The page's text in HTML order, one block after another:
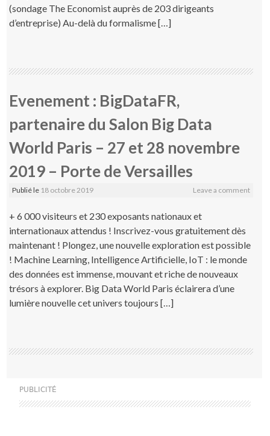
(sondage The Economist auprès de 203 dirigeants
d’entreprise) Au-delà du formalisme […]
Evenement : BigDataFR,
partenaire du Salon Big Data
World Paris – 27 et 28 novembre
2019 – Porte de Versailles
Publié le 18 octobre 2019 Leave a comment
+ 6 000 visiteurs et 230 exposants nationaux et
internationaux attendus ! Inscrivez-vous gratuitement dès
maintenant ! Plongez, une nouvelle exploration est possible
! Machine Learning, Intelligence Artificielle, IoT : le monde
des données est immense, mouvant et riche de nouveaux
trésors à explorer. Big Data World Paris éclairera d’une
lumière nouvelle cet univers toujours […]
PUBLICITÉ